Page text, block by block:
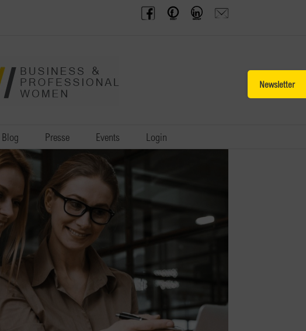
BPW
Austria
Offenes
Frauennetzwerk
BPW
Gruppe
Anfrage
schicken
Blog Presse Events Login
Sliding